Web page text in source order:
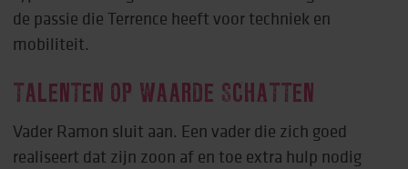
de passie die Terrence heeft voor techniek en
mobiliteit.
TALENTEN OP WAARDE SCHATTEN
Vader Ramon sluit aan. Een vader die zich goed
realiseert dat zijn zoon af en toe extra hulp nodig